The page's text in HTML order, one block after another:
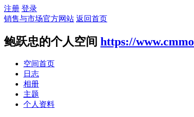
注册 登录
销售与市场官方网站 返回首页
鲍跃忠的个人空间 https://
空间首页
日志
相册
主题
个人资料